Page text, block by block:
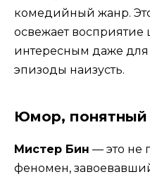
комедийный жанр.
освежает восприятие
интересным даже для
эпизоды наизусть.
Юмор, понятный
Мистер Бин — это не
феномен,